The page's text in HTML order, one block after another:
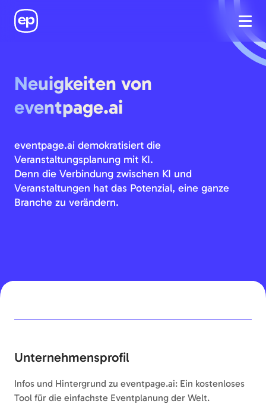
Neuigkeiten von
eventpage.ai
eventpage.ai demokratisiert die
Veranstaltungsplanung mit KI.
Denn die Verbindung zwischen KI und
Veranstaltungen hat das Potenzial, eine ganze
Branche zu verändern.
Unternehmensprofil
Infos und Hintergrund zu eventpage.ai: Ein kostenloses
Tool für die einfachste Eventplanung der Welt.